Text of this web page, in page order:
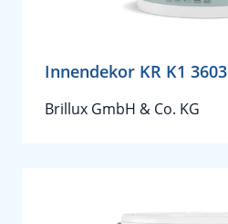
Innendekor KR K1 3603
Brillux GmbH & Co. KG